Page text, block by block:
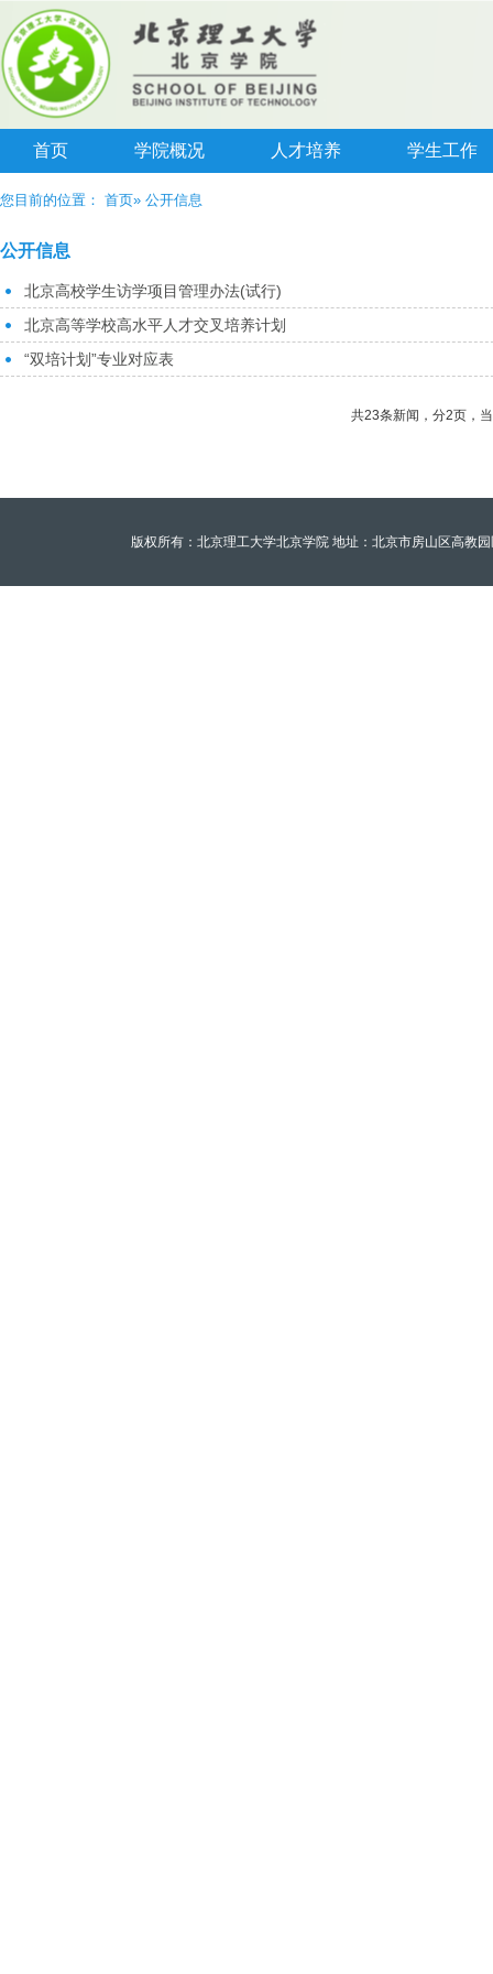
首页 学院概况 人才培养 学生工作
您目前的位置： 首页» 公开信息
公开信息
北京高校学生访学项目管理办法(试行)
北京高等学校高水平人才交叉培养计划
“双培计划”专业对应表
共23条新闻，分2页，
版权所有：北京理工大学北京学院 地址：北京市房山区高教园